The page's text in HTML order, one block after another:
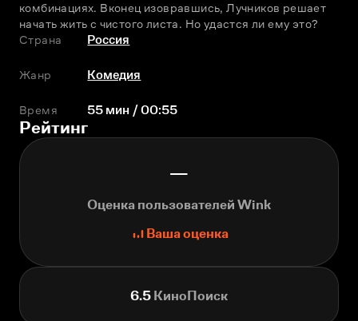
комбинациях. Вконец изовравшись, Лучников решает
начать жить с чистого листа. Но удастся ли ему это?
Страна
Россия
Жанр Комедия
Время 55 мин / 00:55
Рейтинг
—
Оценка пользователей Wink
Ваша оценка
6.5 КиноПоиск